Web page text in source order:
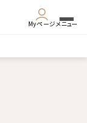
Myページメニュー